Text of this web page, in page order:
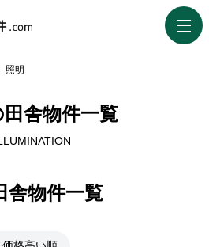
照明
田舎物件一覧
舎物件一覧